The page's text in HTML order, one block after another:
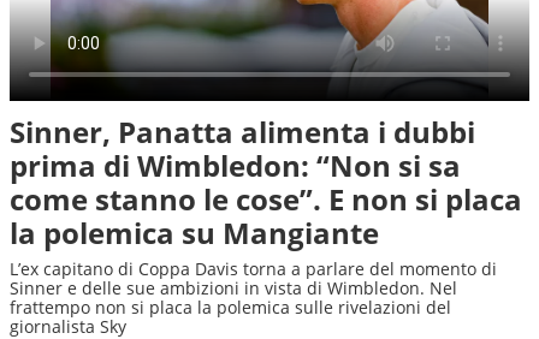
Sinner, Panatta alimenta i dubbi
prima di Wimbledon: “Non si sa
come stanno le cose”. E non si placa
la polemica su Mangiante
L’ex capitano di Coppa Davis torna a parlare del momento di
Sinner e delle sue ambizioni in vista di Wimbledon. Nel
frattempo non si placa la polemica sulle rivelazioni del
giornalista Sky